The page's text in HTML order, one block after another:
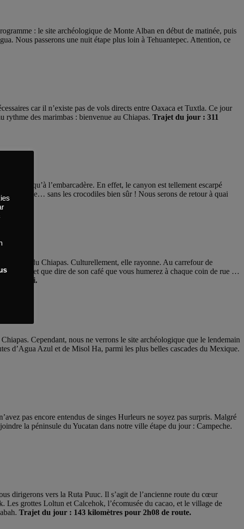
: le site archéologique de Monte Alban en début de matinée, puis
Nous passerons une nuit étape plus loin à Tehuantepec. Attention, ce
car il n’existe pas de vols directs entre Oaxaca et Tuxtla. Ce jour
rythme des marimbas : bienvenue au Chiapas. Trajet du jour : 311
jusqu’à l’embarcadère. En effet, le canyon est tellement escarpé
baignade… sans les crocodiles bien sûr ! Nous serons de retour à quai
route.
du Chiapas. Culturellement, elle rayonne. Au carrefour de
raffinée et que dire de son café que vous humerez à chaque coin de rue …
Cependant, nous ne verrons le site archéologique que le lendemain
d’Agua Azul et de Misol Ha, parmi les plus belles cascades du Mexique.
pas encore entendus de singes Hurleurs ne soyez pas surpris. Malgré
la péninsule du Yucatan dans notre ville étape du jour : Campeche.
dirigerons vers la Ruta Puuc. Il s’agit de l’ancienne route du cœur
grottes Loltun et Calcehok, l’écomusée du cacao, et le village de
Trajet du jour : 143 kilomètres pour 2h08 de route.